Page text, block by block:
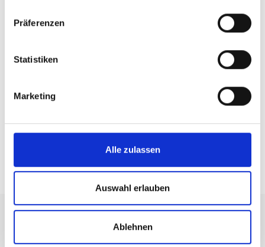
Präferenzen
Statistiken
Marketing
Alle zulassen
Auswahl erlauben
Ablehnen
TOP EVENTS